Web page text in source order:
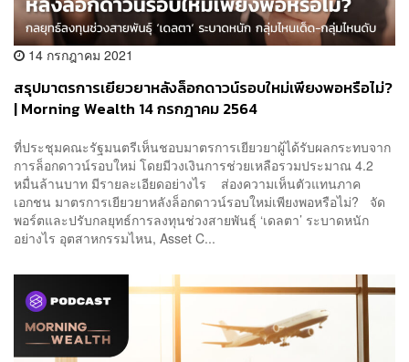
14 กรกฎาคม 2021
สรุปมาตรการเยียวยาหลังล็อกดาวน์รอบใหม่เพียงพอหรือไม่?
| Morning Wealth 14 กรกฎาคม 2564
ที่ประชุมคณะรัฐมนตรีเห็นชอบมาตรการเยียวยาผู้ได้รับผลกระทบจาก
การล็อกดาวน์รอบใหม่ โดยมีวงเงินการช่วยเหลือรวมประมาณ 4.2
หมื่นล้านบาท มีรายละเอียดอย่างไร ส่องความเห็นตัวแทนภาค
เอกชน มาตรการเยียวยาหลังล็อกดาวน์รอบใหม่เพียงพอหรือไม่? จัด
พอร์ตและปรับกลยุทธ์การลงทุนช่วงสายพันธุ์ ‘เดลตา’ ระบาดหนัก
อย่างไร อุตสาหกรรมไหน, Asset C...